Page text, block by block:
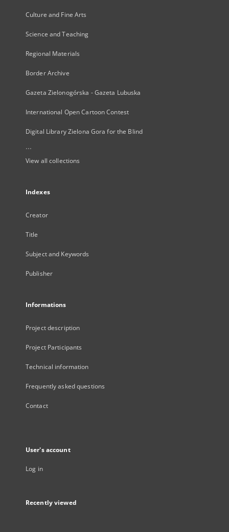
Culture and Fine Arts
Science and Teaching
Regional Materials
Border Archive
Gazeta Zielonogórska - Gazeta Lubuska
International Open Cartoon Contest
Digital Library Zielona Gora for the Blind
...
View all collections
Indexes
Creator
Title
Subject and Keywords
Publisher
Informations
Project description
Project Participants
Technical information
Frequently asked questions
Contact
User's account
Log in
Recently viewed